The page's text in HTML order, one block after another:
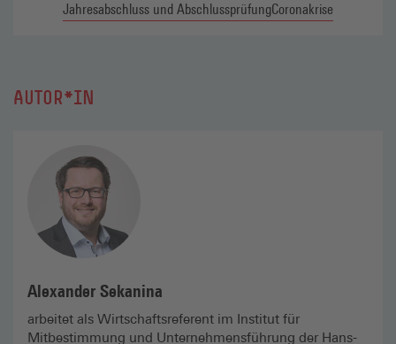
Jahresabschluss und AbschlussprüfungCoronakrise
AUTOR*IN
Alexander Sekanina
arbeitet als Wirtschafts­referent im Institut für
Mitbestimmung und Unternehmensführung der Hans-